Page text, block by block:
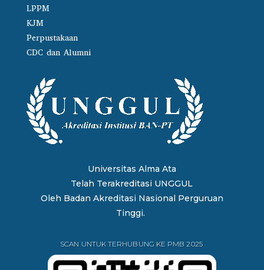
LPPM
KJM
Perpustakaan
CDC dan Alumni
Universitas Alma Ata
Telah Terakreditasi UNGGUL
Oleh Badan Akreditasi Nasional Perguruan
Tinggi.
SCAN UNTUK TERHUBUNG KE PMB 2025